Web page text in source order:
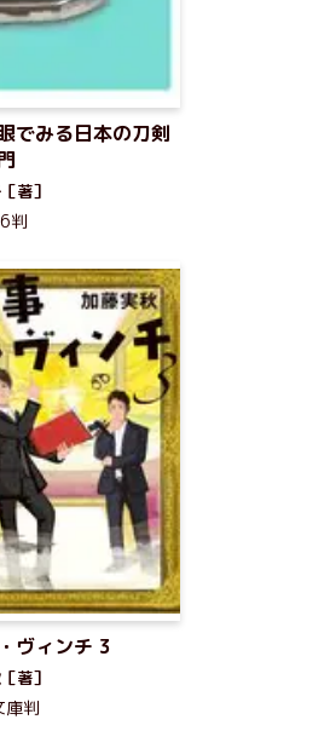
でみる日本の刀剣
著］
判
ヴィンチ 3
著］
庫判